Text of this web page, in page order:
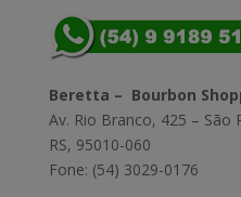
Beretta – Bourbon
Av. Rio Branco, 425 – São
RS, 95010-060
Fone: (54) 3029-0176